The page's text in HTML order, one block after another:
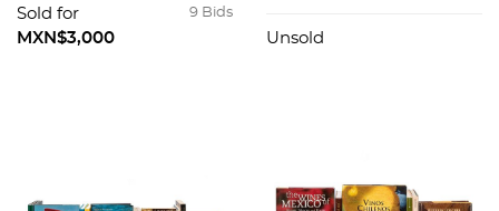
/ The world of jade.
Piezas: 10.
9 Bids
Sold for
MXN$3,000
Unsold